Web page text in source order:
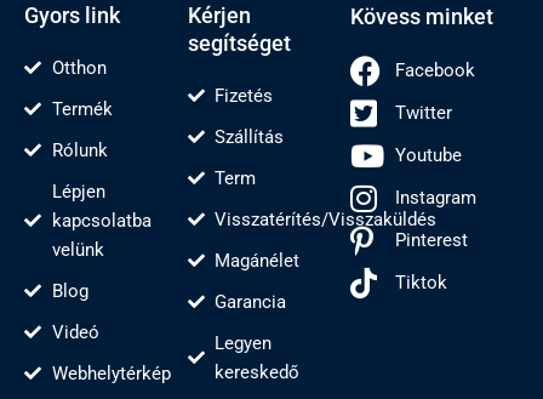
Gyors link
Otthon
Termék
Rólunk
Lépjen
kapcsolatba
velünk
Blog
Videó
Webhelytérkép
Kérjen
segítséget
Fizetés
Szállítás
Term
Visszatérítés/Visszaküldés
Magánélet
Garancia
Legyen
kereskedő
Kövess minket
Facebook
Twitter
Youtube
Instagram
Pinterest
Tiktok